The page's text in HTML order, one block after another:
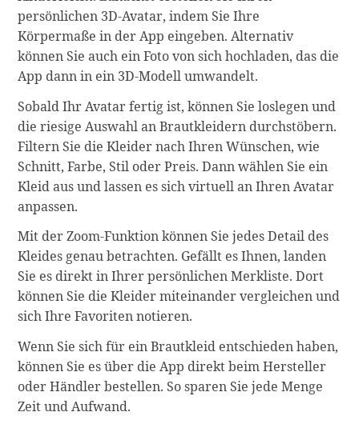
persönlichen 3D-Avatar, indem Sie Ihre
Körpermaße in der App eingeben. Alternativ
können Sie auch ein Foto von sich hochladen, das die
App dann in ein 3D-Modell umwandelt.
Sobald Ihr Avatar fertig ist, können Sie loslegen und
die riesige Auswahl an Brautkleidern durchstöbern.
Filtern Sie die Kleider nach Ihren Wünschen, wie
Schnitt, Farbe, Stil oder Preis. Dann wählen Sie ein
Kleid aus und lassen es sich virtuell an Ihren Avatar
anpassen.
Mit der Zoom-Funktion können Sie jedes Detail des
Kleides genau betrachten. Gefällt es Ihnen, landen
Sie es direkt in Ihrer persönlichen Merkliste. Dort
können Sie die Kleider miteinander vergleichen und
sich Ihre Favoriten notieren.
Wenn Sie sich für ein Brautkleid entschieden haben,
können Sie es über die App direkt beim Hersteller
oder Händler bestellen. So sparen Sie jede Menge
Zeit und Aufwand.